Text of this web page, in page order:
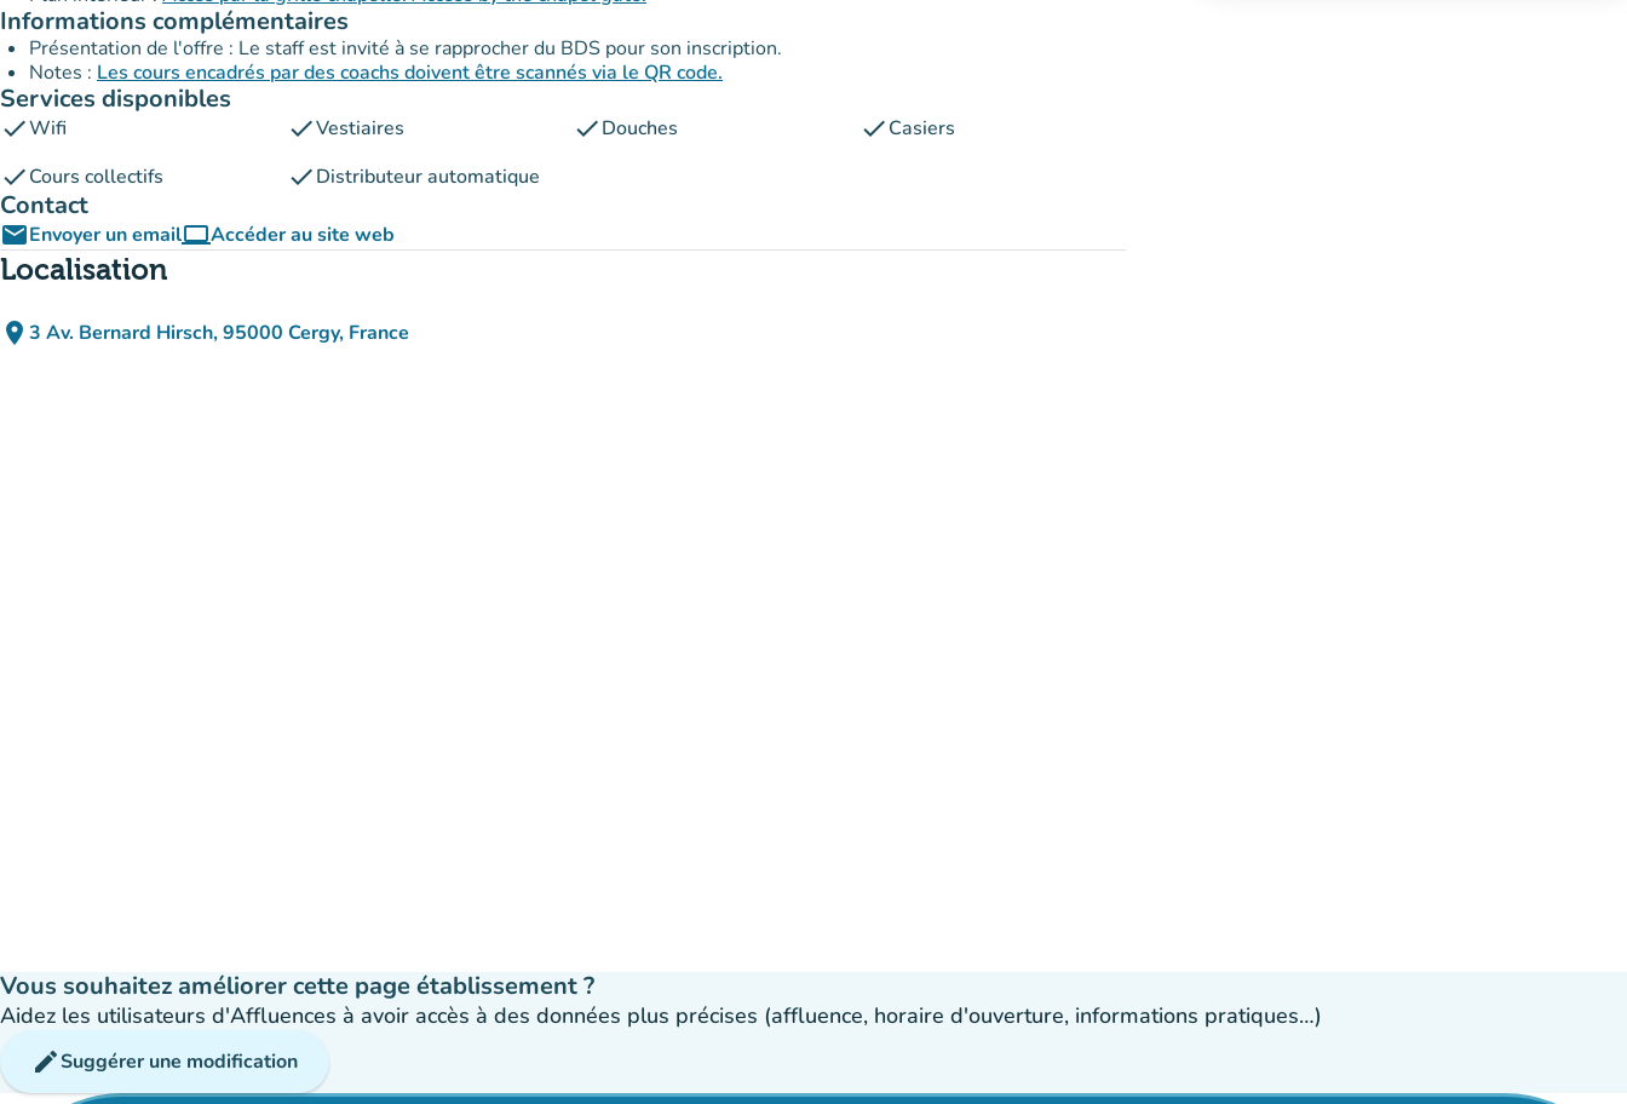
Informations complémentaires
Présentation de l'offre : Le staff est invité à se rapprocher du BDS pour son inscription.
Notes : Les cours encadrés par des coachs doivent être scannés via le QR code.
Services disponibles
checkWifi checkVestiaires checkDouches checkCasiers
checkCours collectifs checkDistributeur automatique
Contact
emailEnvoyer un emailcomputerAccéder au site web
(nouvel onglet)
Localisation
place 3 Av. Bernard Hirsch, 95000 Cergy, France
(ouvrir dans Google Maps)
(nouvel onglet)
Vous souhaitez améliorer cette page établissement ?
Aidez les utilisateurs d'Affluences à avoir accès à des données plus précises (affluence, horaire d'ouverture, informations pratiques…)
editSuggérer une modification